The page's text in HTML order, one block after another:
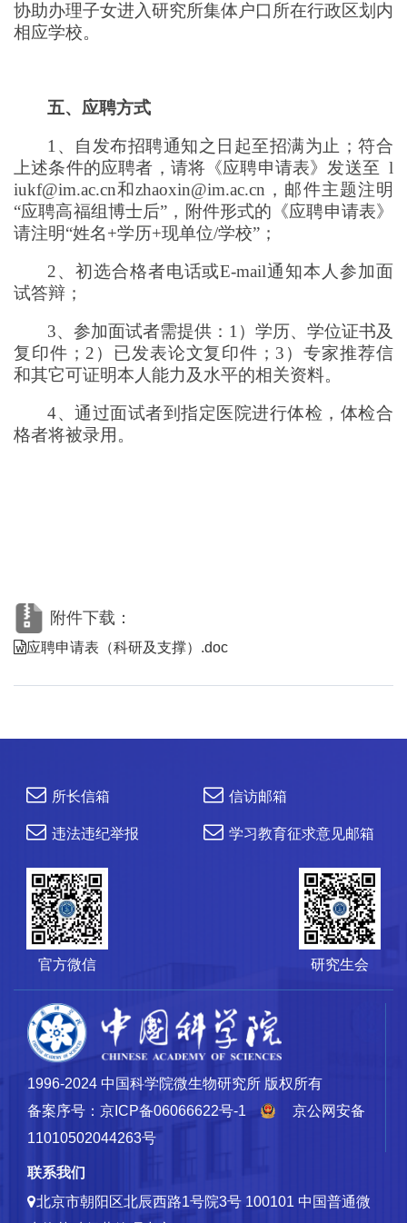
协助办理子女进入研究所集体户口所在行政区划内
相应学校。
五、 应聘方式
1、 自发布招聘通知之日起至招满为止；符合
上述条件的应聘者，请将《应聘申请表》发送至 l
iukf@im.ac.cn和zhaoxin@im.ac.cn，邮件主题注明
“应聘高福组博士后”，附件形式的《应聘申请表》
请注明“姓名+学历+现单位/学校”；
2、 初选合格者电话或E-mail通知本人参加面
试答辩；
3、 参加面试者需提供：1）学历、学位证书及
复印件；2）已发表论文复印件；3）专家推荐信
和其它可证明本人能力及水平的相关资料。
4、通过面试者到指定医院进行体检，体检合
格者将被录用。
附件下载：
应聘申请表（科研及支撑）.doc
所长信箱 信访邮箱
违法违纪举报 学习教育征求意见邮箱
官方微信 研究生会
1996-2024 中国科学院微生物研究所 版权所有
备案序号：京ICP备06066622号-1
京公网安备
11010502044263号
联系我们
北京市朝阳区北辰西路1号院3号 100101 中国普通微